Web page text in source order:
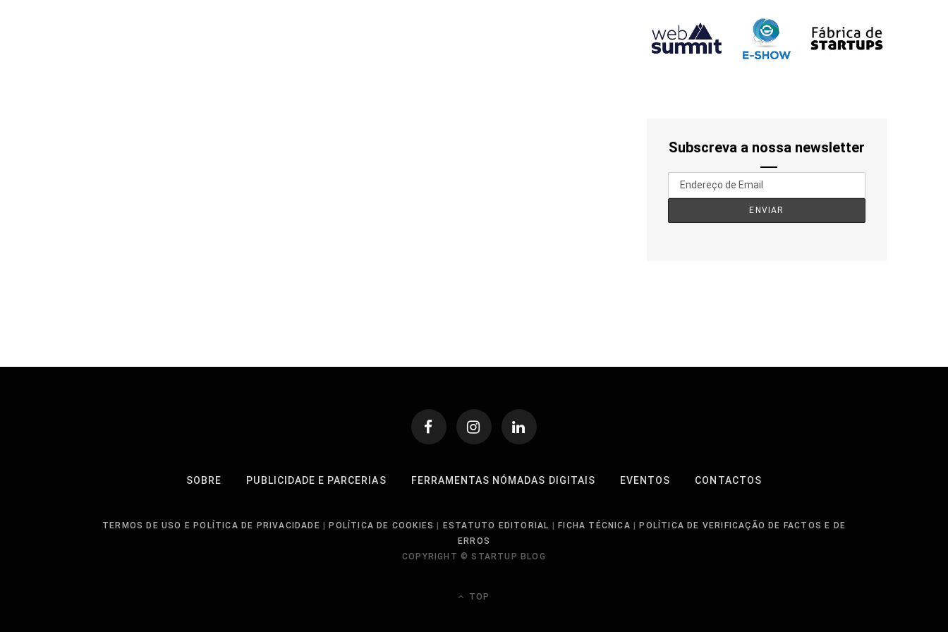
Subscreva a nossa newsletter
SOBRE PUBLICIDADE E PARCERIAS FERRAMENTAS NÓMADAS DIGITAIS EVENTOS CONTACTOS
TERMOS DE USO E POLÍTICA DE PRIVACIDADE POLÍTICA DE COOKIES ESTATUTO EDITORIAL FICHA TÉCNICA
POLÍTICA DE VERIFICAÇÃO DE FACTOS E DE
ERROS
COPYRIGHT © STARTUP BLOG
TOP